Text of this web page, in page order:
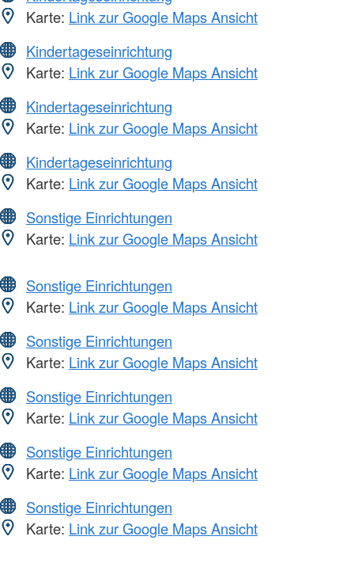
Karte: Link zur Google Maps Ansicht
Kindertageseinrichtung
Karte: Link zur Google Maps Ansicht
Kindertageseinrichtung
Karte: Link zur Google Maps Ansicht
Kindertageseinrichtung
Karte: Link zur Google Maps Ansicht
Sonstige Einrichtungen
Karte: Link zur Google Maps Ansicht
Sonstige Einrichtungen
Karte: Link zur Google Maps Ansicht
Sonstige Einrichtungen
Karte: Link zur Google Maps Ansicht
Sonstige Einrichtungen
Karte: Link zur Google Maps Ansicht
Sonstige Einrichtungen
Karte: Link zur Google Maps Ansicht
Sonstige Einrichtungen
Karte: Link zur Google Maps Ansicht